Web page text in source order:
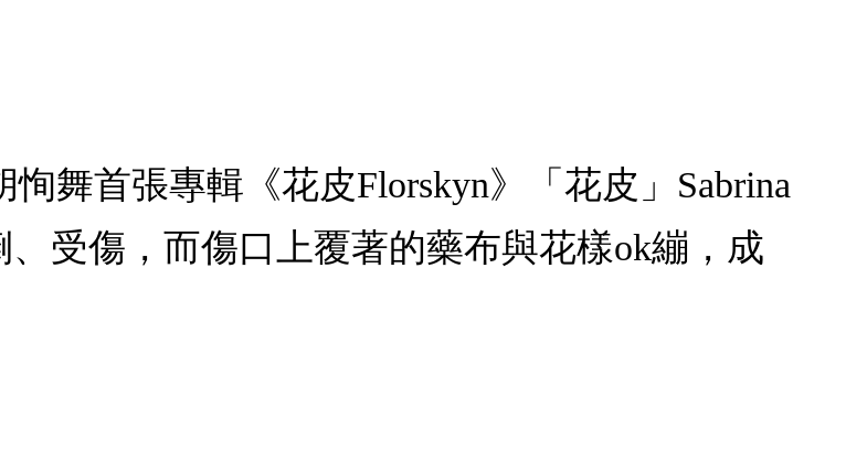
恂舞首張專輯《花皮Florskyn》「花皮」Sabrina
受傷，而傷口上覆著的藥布與花樣ok繃，成